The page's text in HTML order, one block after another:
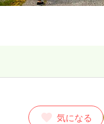
気になる